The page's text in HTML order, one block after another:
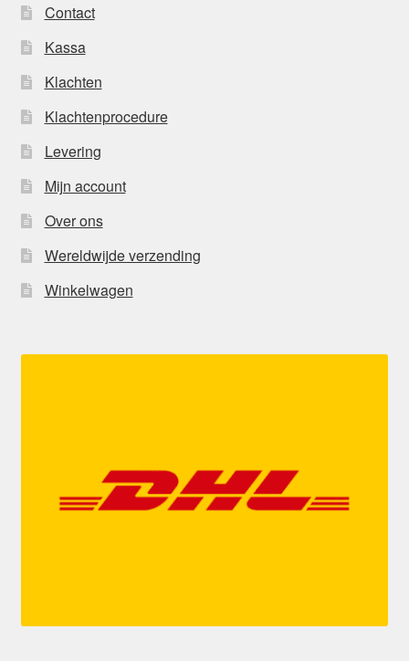
Contact
Kassa
Klachten
Klachtenprocedure
Levering
Mijn account
Over ons
Wereldwijde verzending
Winkelwagen